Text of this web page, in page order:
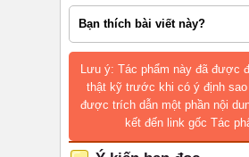
Bạn thích bài viết này?
Lưu ý: Tác phẩm này đã được
thật kỹ trước khi có ý định
được trích dẫn một phần nội
kết đến link gốc Tác